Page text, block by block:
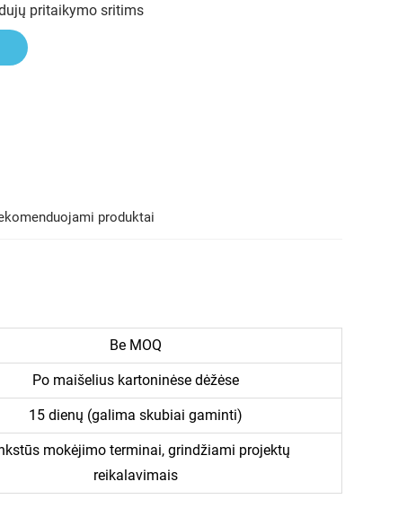
pritaikymo sritims
produktai
Be MOQ
Po maišelius kartoninėse dėžėse
15 dienų (galima skubiai gaminti)
mokėjimo terminai, grindžiami projektų
reikalavimais